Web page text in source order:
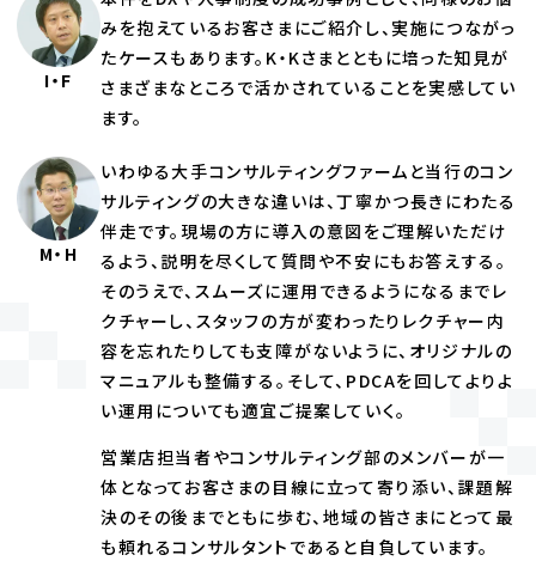
I・F
みを抱えているお客さまにご紹介し、実施につながっ
たケースもあります。K・Kさまとともに培った知見が
さまざまなところで活かされていることを実感してい
ます。
M・H
いわゆる大手コンサルティングファームと当行のコン
サルティングの大きな違いは、丁寧かつ長きにわたる
伴走です。現場の方に導入の意図をご理解いただけ
るよう、説明を尽くして質問や不安にもお答えする。
そのうえで、スムーズに運用できるようになるまでレ
クチャーし、スタッフの方が変わったりレクチャー内
容を忘れたりしても支障がないように、オリジナルの
マニュアルも整備する。そして、PDCAを回してよりよ
い運用についても適宜ご提案していく。
営業店担当者やコンサルティング部のメンバーが一
体となってお客さまの目線に立って寄り添い、課題解
決のその後までともに歩む、地域の皆さまにとって最
も頼れるコンサルタントであると自負しています。